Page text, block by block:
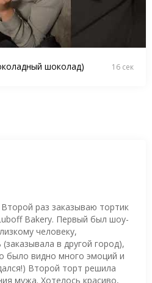
шоколад) 16 сек
раз заказываю тортик
Bakery. Первый был шоу-
человеку,
в другой город),
было видно много эмоций и
Второй торт решила
мужа. Хотелось красиво,